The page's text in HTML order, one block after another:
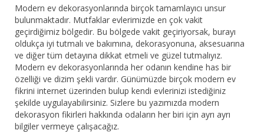
Masalar
Modern ev dekorasyonlarında birçok tamamlayıcı unsur
bulunmaktadır. Mutfaklar evlerimizde en çok vakit
geçirdiğimiz bölgedir. Bu bölgede vakit geçiriyorsak, burayı
oldukça iyi tutmalı ve bakımına, dekorasyonuna, aksesuarına
ve diğer tüm detayına dikkat etmeli ve güzel tutmalıyız.
Modern ev dekorasyonlarında her odanın kendine has bir
özelliği ve dizim şekli vardır. Günümüzde birçok modern ev
fikrini internet üzerinden bulup kendi evlerinizi istediğiniz
şekilde uygulayabilirsiniz. Sizlere bu yazımızda modern
dekorasyon fikirleri hakkında odaların her biri için ayrı ayrı
bilgiler vermeye çalışacağız.